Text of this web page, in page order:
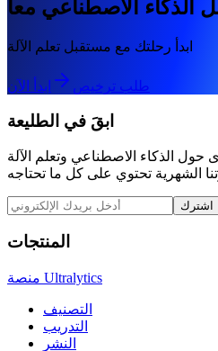
ابدأ رحلتك مع مستقبل تعلم الآلة
طلب ترخيص ابدأ الآن
ابقَ في الطليعة
حول الذكاء الاصطناعي وتعلم الآلة
اشترك
المنتجات
منصة Ultralytics
التصنيف
التدريب
النشر